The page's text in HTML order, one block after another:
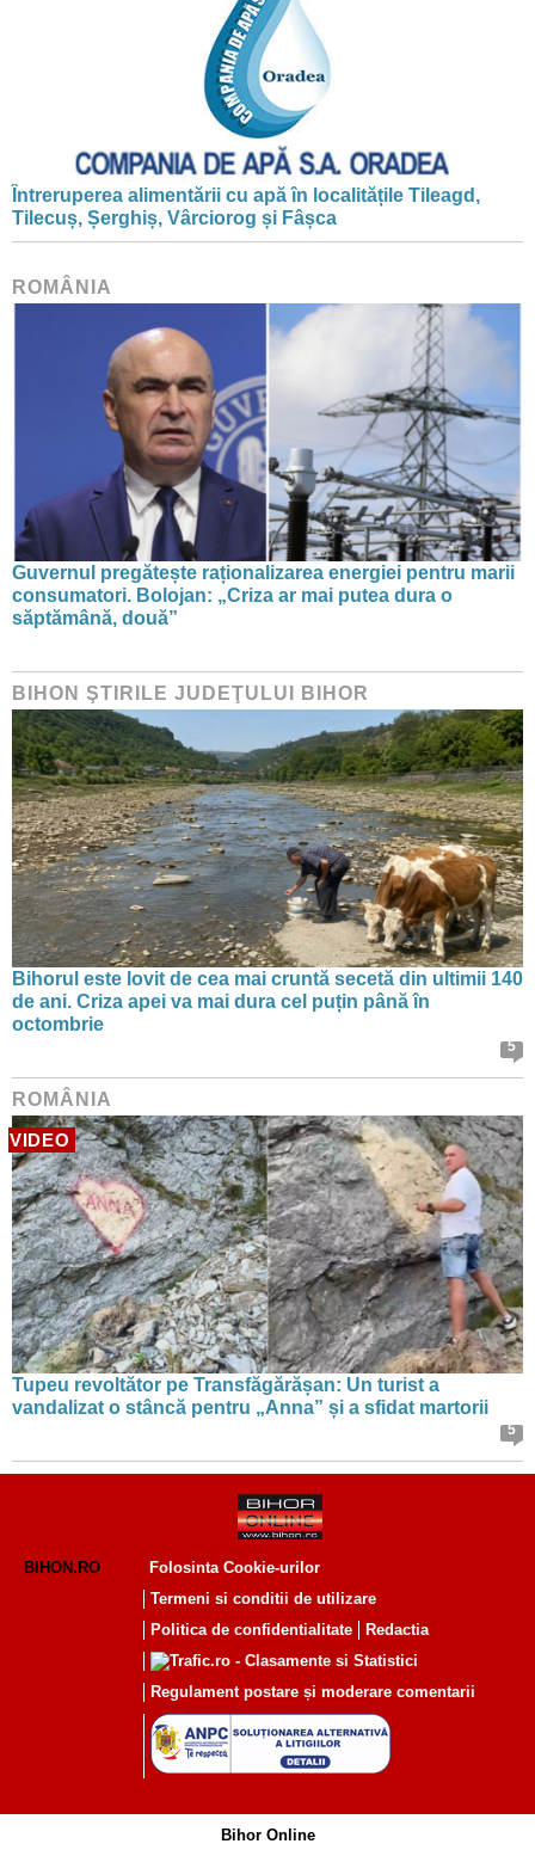
Întreruperea alimentării cu apă în localitățile Tileagd,
Tilecuș, Șerghiș, Vârciorog și Fâșca
ROMÂNIA
Guvernul pregătește raționalizarea energiei pentru marii
consumatori. Bolojan: „Criza ar mai putea dura o
săptămână, două”
BIHON ŞTIRILE JUDEŢULUI BIHOR
Bihorul este lovit de cea mai cruntă secetă din ultimii 140
de ani. Criza apei va mai dura cel puțin până în
octombrie
5
ROMÂNIA
VIDEO
Tupeu revoltător pe Transfăgărășan: Un turist a
vandalizat o stâncă pentru „Anna” și a sfidat martorii
5
BIHON.RO
Folosinta Cookie-urilor
Termeni si conditii de utilizare
Politica de confidentialitate
Redactia
Regulament postare și moderare comentarii
Bihor Online